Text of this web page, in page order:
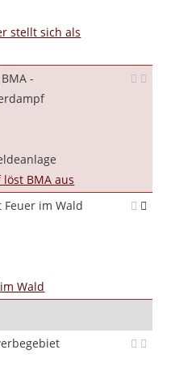
stellt sich als
-
BMA aus
Feuer im Wald
Wald